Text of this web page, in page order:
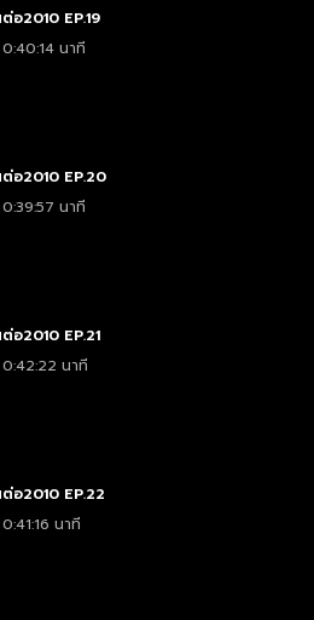
ต่อ2010 EP.19
0:40:14 นาที
ต่อ2010 EP.20
0:39:57 นาที
ต่อ2010 EP.21
0:42:22 นาที
ต่อ2010 EP.22
0:41:16 นาที